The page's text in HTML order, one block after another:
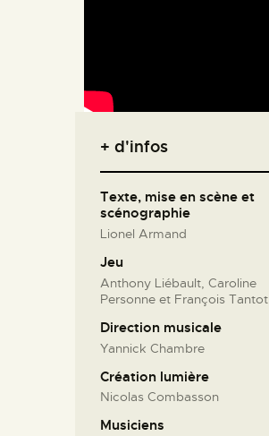
+ d'infos
Texte, mise en scène et
scénographie
Lionel Armand
Jeu
Anthony Liébault, Caroline
Personne et François Tantot
Direction musicale
Yannick Chambre
Création lumière
Nicolas Combasson
Musiciens